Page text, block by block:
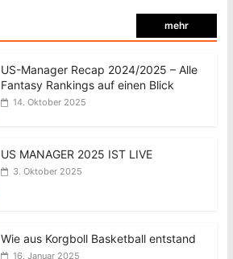
mehr
US-Manager Recap 2024/2025 – Alle
Fantasy Rankings auf einen Blick
14. Oktober 2025
US MANAGER 2025 IST LIVE
3. Oktober 2025
Wie aus Korgboll Basketball entstand
16. Januar 2025